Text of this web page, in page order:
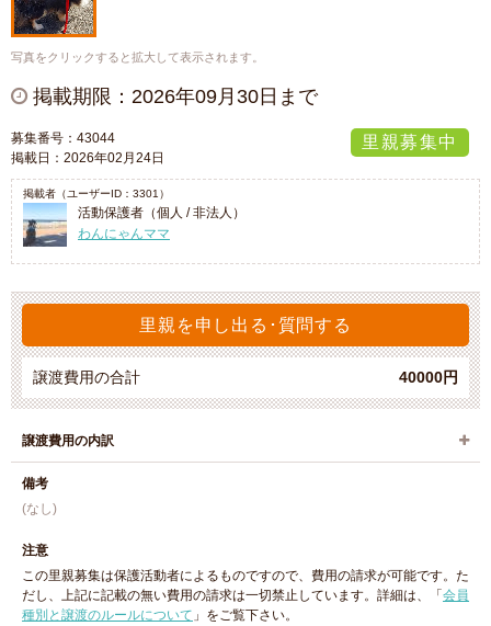
写真をクリックすると拡大して表示されます。
掲載期限：2026年09月30日まで
募集番号：43044
掲載日：2026年02月24日
里親募集中
掲載者（ユーザーID：3301）
活動保護者（個人 / 非法人）
わんにゃんママ
里親を申し出る･質問する
譲渡費用の合計 40000円
譲渡費用の内訳
備考
(なし)
注意
この里親募集は保護活動者によるものですので、費用の請求が可能です。た
だし、上記に記載の無い費用の請求は一切禁止しています。詳細は、「 会員
種別と譲渡のルールについて 」をご覧下さい。